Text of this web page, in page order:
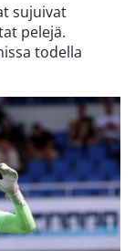
sujuivat
pelejä.
todella